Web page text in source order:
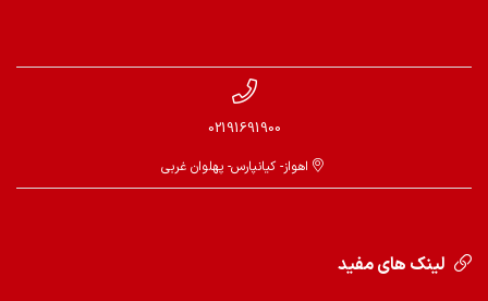
02191691900
اهواز- کیانپارس- پهلوان غربی
لینک های مفید